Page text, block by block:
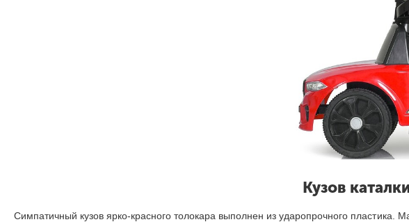
Кузов
Симпатичный кузов ярко-красного толокара выполнен из ударопрочного